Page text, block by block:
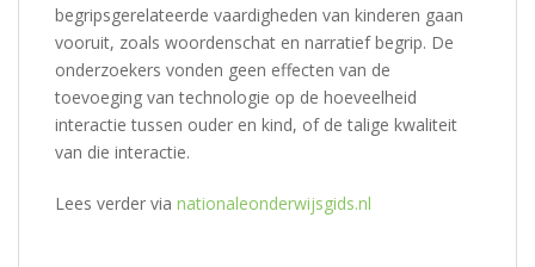
begripsgerelateerde vaardigheden van kinderen gaan
vooruit, zoals woordenschat en narratief begrip. De
onderzoekers vonden geen effecten van de
toevoeging van technologie op de hoeveelheid
interactie tussen ouder en kind, of de talige kwaliteit
van die interactie.
Lees verder via nationaleonderwijsgids.nl